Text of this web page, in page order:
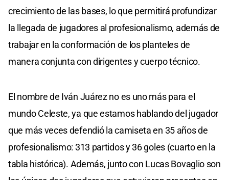
crecimiento de las bases, lo que permitirá profundizar
la llegada de jugadores al profesionalismo, además de
trabajar en la conformación de los planteles de
manera conjunta con dirigentes y cuerpo técnico.
El nombre de Iván Juárez no es uno más para el
mundo Celeste, ya que estamos hablando del jugador
que más veces defendió la camiseta en 35 años de
profesionalismo: 313 partidos y 36 goles (cuarto en la
tabla histórica). Además, junto con Lucas Bovaglio son